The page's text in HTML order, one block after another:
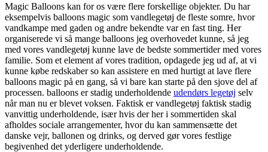
Magic Balloons kan for os være flere forskellige objekter. Du har
eksempelvis balloons magic som vandlegetøj de fleste somre, hvor
vandkampe med gaden og andre bekendte var en fast ting. Her
organiserede vi så mange balloons jeg overhovedet kunne, så jeg
med vores vandlegetøj kunne lave de bedste sommertider med vores
familie. Som et element af vores tradition, opdagede jeg ud af, at vi
kunne købe redskaber so kan assistere en med hurtigt at lave flere
balloons magic på en gang, så vi bare kan starte på den sjove del af
processen. balloons er stadig underholdende udendørs legetøj selv
når man nu er blevet voksen. Faktisk er vandlegetøj faktisk stadig
vanvittig underholdende, især hvis der her i sommertiden skal
afholdes sociale arrangementer, hvor du kan sammensætte det
danske vejr, ballonen og drinks, og derved gør vores festlige
begivenhed det yderligere underholdende.